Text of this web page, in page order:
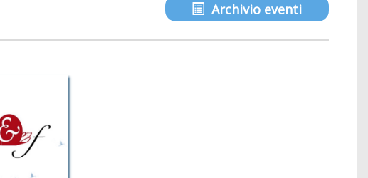
Archivio eventi